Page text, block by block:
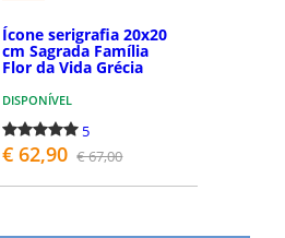
Ícone serigrafia 20x20
cm Sagrada Família
Flor da Vida Grécia
DISPONÍVEL
5
€ 62,90 € 67,00